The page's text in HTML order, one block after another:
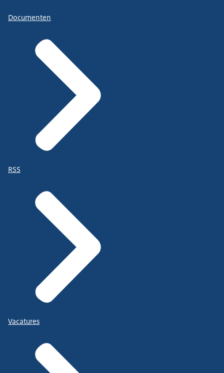
Documenten
RSS
Vacatures